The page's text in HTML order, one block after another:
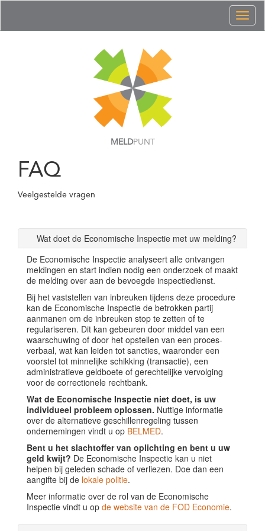
MELDPUNT
FAQ
Veelgestelde vragen
Wat doet de Economische Inspectie met uw melding?
De Economische Inspectie analyseert alle ontvangen
meldingen en start indien nodig een onderzoek of maakt
de melding over aan de bevoegde inspectiedienst.
Bij het vaststellen van inbreuken tijdens deze procedure
kan de Economische Inspectie de betrokken partij
aanmanen om de inbreuken stop te zetten of te
regulariseren. Dit kan gebeuren door middel van een
waarschuwing of door het opstellen van een proces-
verbaal, wat kan leiden tot sancties, waaronder een
voorstel tot minnelijke schikking (transactie), een
administratieve geldboete of gerechtelijke vervolging
voor de correctionele rechtbank.
Wat de Economische Inspectie niet doet, is uw
individueel probleem oplossen. Nuttige informatie
over de alternatieve geschillenregeling tussen
ondernemingen vindt u op BELMED.
Bent u het slachtoffer van oplichting en bent u uw
geld kwijt? De Economische Inspectie kan u niet
helpen bij geleden schade of verliezen. Doe dan een
aangifte bij de lokale politie.
Meer informatie over de rol van de Economische
Inspectie vindt u op de website van de FOD Economie.